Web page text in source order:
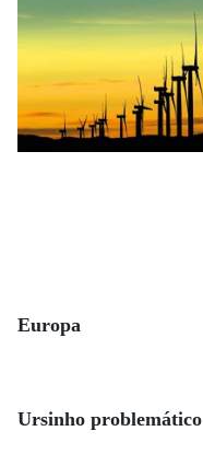
Europa
Ursinho problemático